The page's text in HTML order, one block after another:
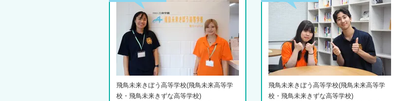
飛鳥未来きぼう高等学校(飛鳥未来高等学
校・飛鳥未来きずな高等学校)
飛鳥未来きぼう高等学校(飛鳥未来高等学
校・飛鳥未来きずな高等学校)